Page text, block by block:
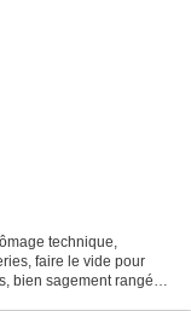
technique,
faire le vide pour
bien sagement rangée